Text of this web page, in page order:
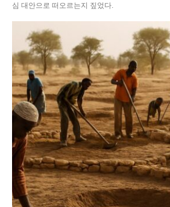
심 대안으로 떠오르는지 짚었다.